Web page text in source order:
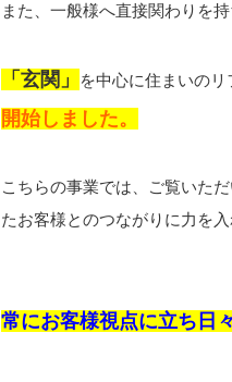
また、一般様へ直接関わりを
「玄関」 を中心に住まいの
開始しました。
こちらの事業では、ご覧いた
たお客様とのつながりに力を
常にお客様視点に立ち日